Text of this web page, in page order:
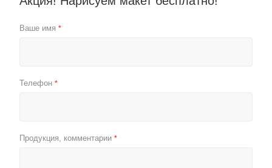
Ваше имя *
Телефон *
Продукция, комментарии *